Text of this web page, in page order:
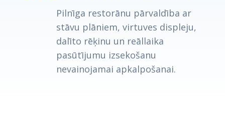
Pilnīga restorānu pārvaldība ar
stāvu plāniem, virtuves displeju,
dalīto rēķinu un reāllaika
pasūtījumu izsekošanu
nevainojamai apkalpošanai.